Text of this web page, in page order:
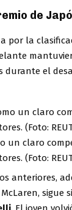
de
por la
durante el
un claro
(Foto:
anteriores,
sigue